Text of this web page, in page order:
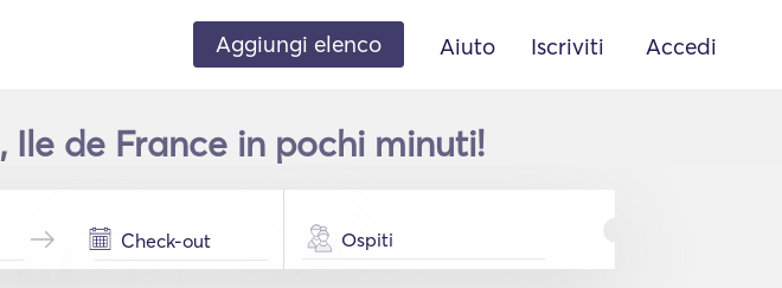
Aggiungi elenco Aiuto Iscriviti Accedi
de France in pochi minuti!
Ospiti